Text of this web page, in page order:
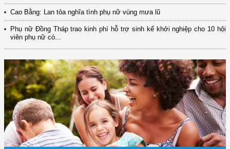
Cao Bằng: Lan tỏa nghĩa tình phụ nữ vùng mưa lũ
Phụ nữ Đồng Tháp trao kinh phí hỗ trợ sinh kế khởi nghiệp cho 10 hội
viên phụ nữ có...